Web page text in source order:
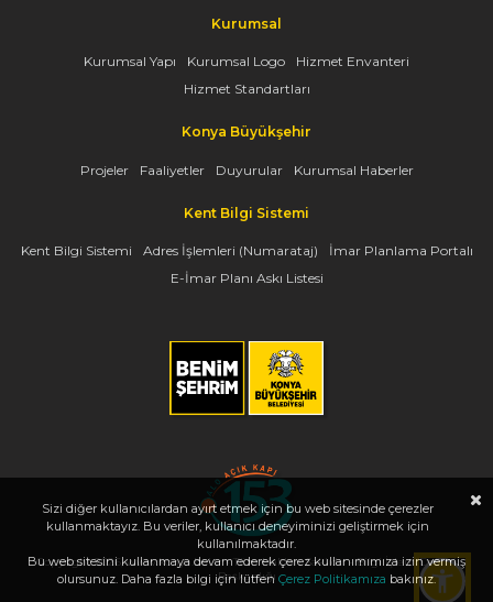
Kurumsal
Kurumsal Yapı Kurumsal Logo
Hizmet Envanteri
Hizmet Standartları
Konya Büyükşehir
Projeler Faaliyetler Duyurular Kurumsal Haberler
Kent Bilgi Sistemi
Kent Bilgi Sistemi Adres İşlemleri (Numarataj)
İmar Planlama Portalı
E-İmar Planı Askı Listesi
Copyright 2026, www.konya.bel.tr - Tüm Hakları Saklıdır - Bilgi İşlem Dairesi
Başkanlığı
Sizi diğer kullanıcılardan ayırt etmek için bu web sitesinde çerezler
kullanmaktayız. Bu veriler, kullanıcı deneyiminizi geliştirmek için
kullanılmaktadır.
Bu web sitesini kullanmaya devam ederek çerez kullanımımıza izin vermiş
olursunuz. Daha fazla bilgi için lütfen Çerez Politikamıza bakınız.